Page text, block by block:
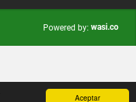
Aceptar
Powered by: wasi.co